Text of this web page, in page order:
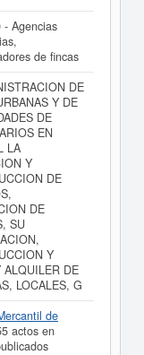
- Agencias
de fincas
DE
Y DE
DE
EN
LA
Y
DE
DE
SU
Y
ALQUILER DE
LOCALES, G
de
actos en